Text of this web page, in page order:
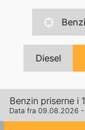
Diesel
Benzin priserne i
Data fra 09.08.2026